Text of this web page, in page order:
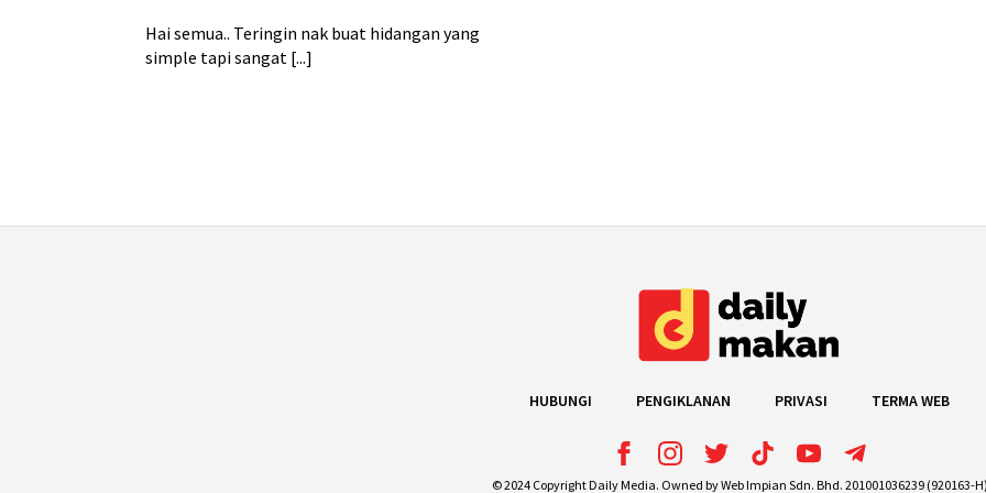
Hai semua.. Teringin nak buat hidangan yang
simple tapi sangat [...]
HUBUNGI PENGIKLANAN PRIVASI TERMA WEB
© 2024 Copyright Daily Media. Owned by Web Impian Sdn. Bhd. 201001036239 (920163-H)